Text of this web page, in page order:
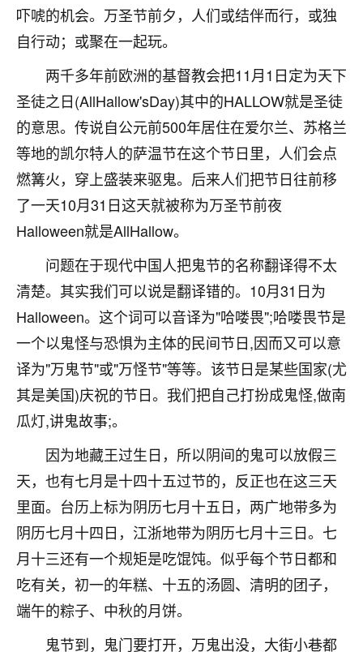
吓唬的机会。万圣节前夕，人们或结伴而行，或独
自行动；或聚在一起玩。
两千多年前欧洲的基督教会把11月1日定为天下
圣徒之日(AllHallow'sDay)其中的HALLOW就是圣徒
的意思。传说自公元前500年居住在爱尔兰、苏格兰
等地的凯尔特人的萨温节在这个节日里，人们会点
燃篝火，穿上盛装来驱鬼。后来人们把节日往前移
了一天10月31日这天就被称为万圣节前夜
Halloween就是AllHallow。
问题在于现代中国人把鬼节的名称翻译得不太
清楚。其实我们可以说是翻译错的。10月31日为
Halloween。这个词可以音译为"哈喽畏";哈喽畏节是
一个以鬼怪与恐惧为主体的民间节日,因而又可以意
译为"万鬼节"或"万怪节"等等。该节日是某些国家(尤
其是美国)庆祝的节日。我们把自己打扮成鬼怪,做南
瓜灯,讲鬼故事;。
因为地藏王过生日，所以阴间的鬼可以放假三
天，也有七月是十四十五过节的，反正也在这三天
里面。台历上标为阴历七月十五日，两广地带多为
阴历七月十四日，江浙地带为阴历七月十三日。七
月十三还有一个规矩是吃馄饨。似乎每个节日都和
吃有关，初一的年糕、十五的汤圆、清明的团子，
端午的粽子、中秋的月饼。
鬼节到，鬼门要打开，万鬼出没，大街小巷都
鹿森：你可以找老师看看，人有时不服命不行
啊！
是我从找店开始都是找慧来老师跟进的，选
址、风水、还有开业日子，哪哪都看了，虽然
大环境不好，但是我家生意还可以，前几天又
刚找老师做了补财库，希望财运更好一点！
2小时前 来自海南 18
梦醒时分
我女儿高二叛逆，大半年不上学，一说她就要死要活
的，把我们两口子愁的不行，朋友给我推荐的慧来老
师，一开始我是病急乱投医，这半年来，法事一个个
做完，我女儿跟变了个人一样，不期望她能考多好的
大学，只要能安安稳稳的把书读了，身体心理都健健
康康的我就很知足了！
鹿森：可怜天下父母心啊！
3小时前 来自河北 16
我是公司人事调整，有升迁机会，但同时竞争的我们
三个，找老师的时候是抱着侥幸心理，没想到老师看
着我晋升有望，我半信半疑的按照老师建议，做了化
太岁还有一个发钱粮，本来年前的人事调整，拖到年
后，我以为都没戏了，结果开年一上班，开会提拔升
职第一个就是我，职务无所谓，主要是底薪加了
3000，非常开心，无论如何，感恩感谢！🙏🏻
鹿森：恭喜升职加薪！！，请客吗？�
12小时前 来自北京 32